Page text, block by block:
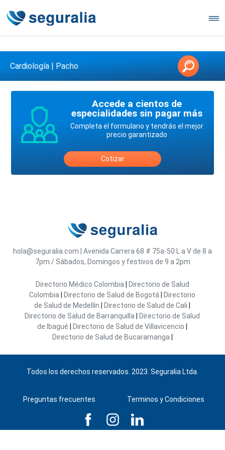
Contáctanos en 3147146006
Cardiología | Pacho
Accede a cientos de
especialidades sin pagar más
Completa el formulario y tendrás el mejor
precio garantizado
Cotizar
hola@seguralia.com Avenida Carrera 68 # 75a-50
L a V de 8 a
7pm / Sábados, Domingos y festivos de 9 a 2pm
Directorio Médico Colombia
Directorio de Salud
Colombia
Directorio de Salud de Bogotá
Directorio
de Salud de Medellín
Directorio de Salud de Cali
Directorio de Salud de Barranquilla
Directorio de Salud
de Ibagué
Directorio de Salud de Villavicencio
Directorio de Salud de Bucaramanga
Todos los derechos reservados. 2023. Seguralia Ltda.
Preguntas frecuentes Terminos y Condiciones